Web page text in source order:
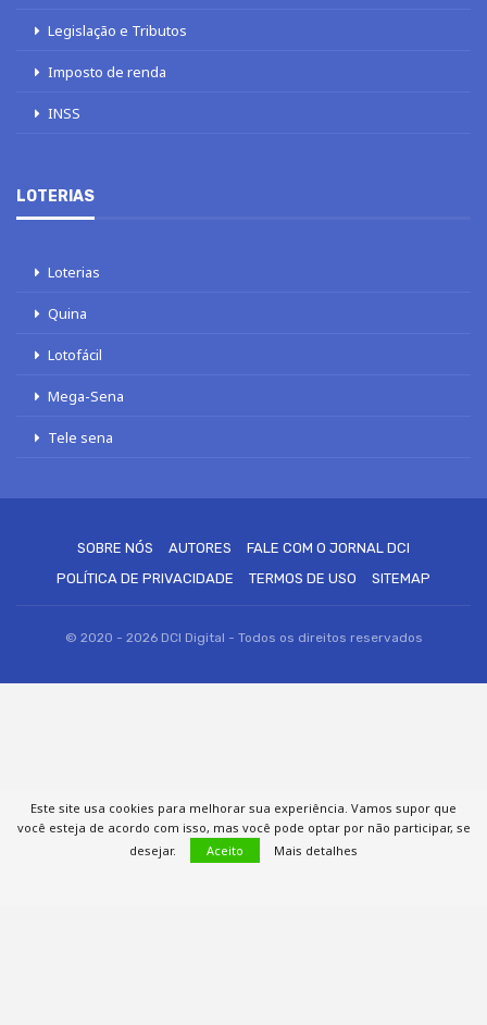
Legislação e Tributos
Imposto de renda
INSS
LOTERIAS
Loterias
Quina
Lotofácil
Mega-Sena
Tele sena
SOBRE NÓS AUTORES
FALE COM O JORNAL DCI
POLÍTICA DE PRIVACIDADE
TERMOS DE USO SITEMAP
© 2020 - 2026 DCI Digital - Todos os direitos reservados
Este site usa cookies para melhorar sua experiência. Vamos supor que
você esteja de acordo com isso, mas você pode optar por não participar, se
desejar.
Aceito Mais detalhes